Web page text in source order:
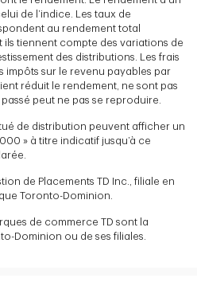
de l’indice. Les taux de
au rendement total
tiennent compte des variations de
des distributions. Les frais
impôts sur le revenu payables par
réduit le rendement, ne sont pas
peut ne pas se reproduire.
de distribution peuvent afficher un
» à titre indicatif jusqu’à ce
de Placements TD Inc., filiale en
Toronto-Dominion.
de commerce TD sont la
Dominion ou de ses filiales.